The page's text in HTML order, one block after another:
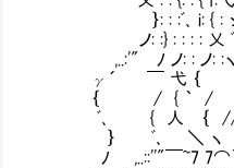
｝: : :ﾞ､ i: { : ゞi、 ￣ :'
ノ: :} : : : : 乂 ﾞ
,..:'" ﾉ ノ: : ノ: :ヽ ﾞ
γ´ ￣ 弋 ｛ )
｛ / { ｀ / 人(,,＼
ﾞ､ { 人 ｛ //
｝ ﾞ､ ＼ ヽ 〉､＿
ﾉ ,..::''"￣~7 7⌒`廴